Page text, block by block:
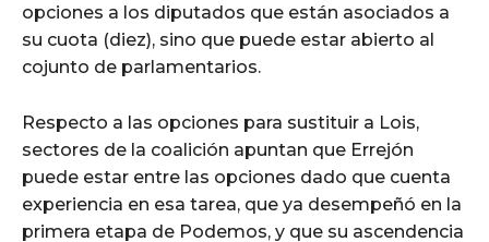
opciones a los diputados que están asociados a
su cuota (diez), sino que puede estar abierto al
cojunto de parlamentarios.
Respecto a las opciones para sustituir a Lois,
sectores de la coalición apuntan que Errejón
puede estar entre las opciones dado que cuenta
experiencia en esa tarea, que ya desempeñó en la
primera etapa de Podemos, y que su ascendencia